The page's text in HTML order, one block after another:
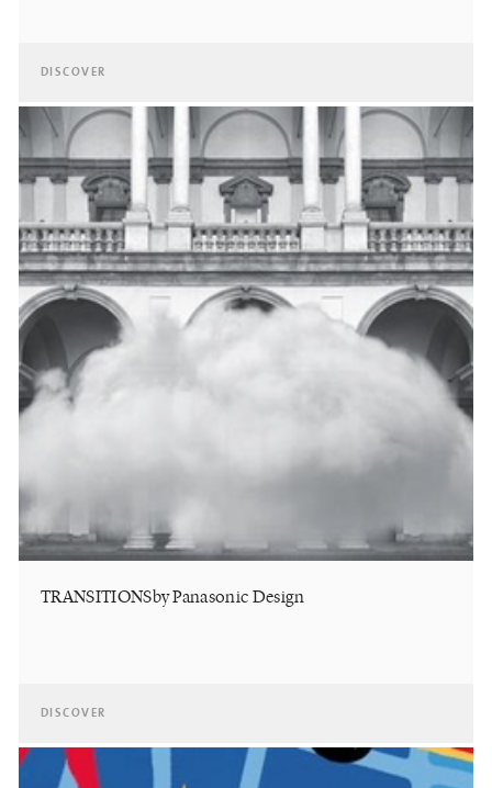
DISCOVER
TRANSITIONSby Panasonic Design
DISCOVER